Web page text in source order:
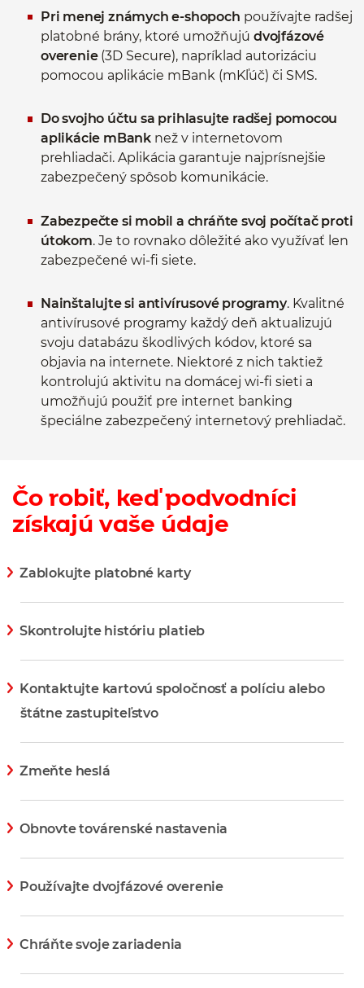
Pri menej známych e-shopoch používajte radšej
platobné brány, ktoré umožňujú dvojfázové
overenie(3D Secure), napríklad autorizáciu
pomocou aplikácie mBank (mKľúč) či SMS.
Do svojho účtu sa prihlasujte radšej pomocou
aplikácie mBank než v internetovom
prehliadači. Aplikácia garantuje najprísnejšie
zabezpečený spôsob komunikácie.
Zabezpečte si mobil a chráňte svoj počítač proti
útokom. Je to rovnako dôležité ako využívať len
zabezpečené wi-fi siete.
Nainštalujte si antivírusové programy. Kvalitné
antivírusové programy každý deň aktualizujú
svoju databázu škodlivých kódov, ktoré sa
objavia na internete. Niektoré z nich taktiež
kontrolujú aktivitu na domácej wi-fi sieti a
umožňujú použiť pre internet banking
špeciálne zabezpečený internetový prehliadač.
Čo robiť, keď podvodníci
získajú vaše údaje
Zablokujte platobné karty
Skontrolujte históriu platieb
Kontaktujte kartovú spoločnosť a políciu alebo
štátne zastupiteľstvo
Zmeňte heslá
Obnovte továrenské nastavenia
Používajte dvojfázové overenie
Chráňte svoje zariadenia